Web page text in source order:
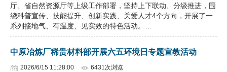
厅、省自然资源厅等上级工作部署，坚持上下联动、分级推进，围
绕科普宣传、技能提升、创新实践、关爱人才4个方向，开展了一
系列接地气、有温度、见实效的特色活动。…
中原冶炼厂稀贵材料部开展六五环境日专题宣教活动
2026/6/15 11:28:00 6431次浏览